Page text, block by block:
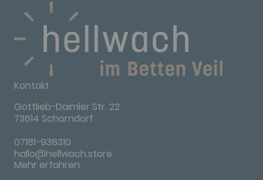
Kontakt
Gottlieb-Daimler Str. 22
73614 Schorndorf
07181-938310
hallo@hellwach.store
Mehr erfahren